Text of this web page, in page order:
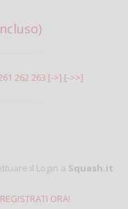
262 263 [->] [->>]
il Login a Squash.it
REGISTRATI ORA!